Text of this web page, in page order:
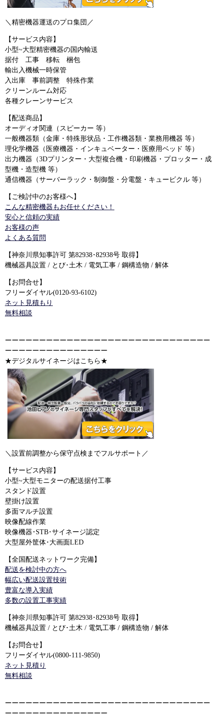
＼精密機器運送のプロ集団／
【サービス内容】
小型~大型精密機器の国内輸送
据付 工事 移転 梱包
輸出入機械一時保管
入出庫 事前調整 特殊作業
クリーンルーム対応
各種クレーンサービス
【配送商品】
オーディオ関連（スピーカー 等）
一般機器類（金庫・特殊形状品・工作機器類・業務用機器 等）
理化学機器（医療機器・インキュベーター・医療用ベッド 等）
出力機器（3Dプリンター・大型複合機・印刷機器・プロッター・成
型機・造型機 等）
通信機器（サーバーラック・制御盤・分電盤・キュービクル 等）
【ご検討中のお客様へ】
こんな精密機器もお任せください！
安心と信頼の実績
お客様の声
よくある質問
【神奈川県知事許可 第82938･82938号 取得】
機械器具設置 / とび･土木 / 電気工事 / 鋼構造物 / 解体
【お問合せ】
フリーダイヤル(0120-93-6102)
ネット見積もり
無料相談
ーーーーーーーーーーーーーーーーーーーーーーーーーーーーーー
ーーーーーーーーーーーーーーー
★デジタルサイネージはこちら★
＼設置前調整から保守点検までフルサポート／
【サービス内容】
小型~大型モニターの配送据付工事
スタンド設置
壁掛け設置
多面マルチ設置
映像配線作業
映像機器･STB･サイネージ認定
大型屋外筐体･大画面LED
【全国配送ネットワーク完備】
配送を検討中の方へ
幅広い配送設置技術
豊富な導入実績
多数の設置工事実績
【神奈川県知事許可 第82938･82938号 取得】
機械器具設置 / とび･土木 / 電気工事 / 鋼構造物 / 解体
【お問合せ】
フリーダイヤル(0800-111-9850)
ネット見積り
無料相談
ーーーーーーーーーーーーーーーーーーーーーーーーーーーーーー
ーーーーーーーーーーーーーーー